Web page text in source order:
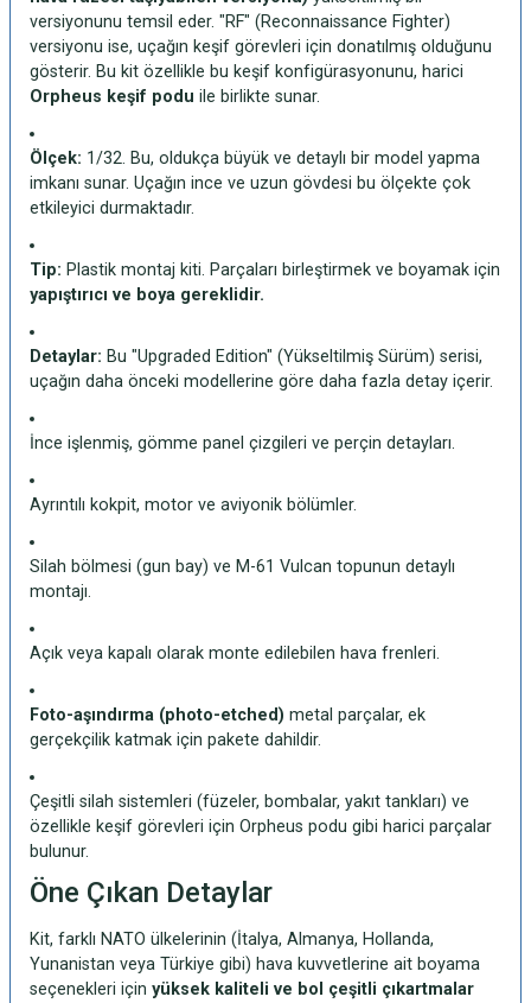
versiyonunu temsil eder. "RF" (Reconnaissance Fighter)
versiyonu ise, uçağın keşif görevleri için donatılmış olduğunu
gösterir. Bu kit özellikle bu keşif konfigürasyonunu, harici
Orpheus keşif podu ile birlikte sunar.
Ölçek: 1/32. Bu, oldukça büyük ve detaylı bir model yapma
imkanı sunar. Uçağın ince ve uzun gövdesi bu ölçekte çok
etkileyici durmaktadır.
Tip: Plastik montaj kiti. Parçaları birleştirmek ve boyamak için
yapıştırıcı ve boya gereklidir.
Detaylar: Bu "Upgraded Edition" (Yükseltilmiş Sürüm) serisi,
uçağın daha önceki modellerine göre daha fazla detay içerir.
İnce işlenmiş, gömme panel çizgileri ve perçin detayları.
Ayrıntılı kokpit, motor ve aviyonik bölümler.
Silah bölmesi (gun bay) ve M-61 Vulcan topunun detaylı
montajı.
Açık veya kapalı olarak monte edilebilen hava frenleri.
Foto-aşındırma (photo-etched) metal parçalar, ek
gerçekçilik katmak için pakete dahildir.
Çeşitli silah sistemleri (füzeler, bombalar, yakıt tankları) ve
özellikle keşif görevleri için Orpheus podu gibi harici parçalar
bulunur.
Öne Çıkan Detaylar
Kit, farklı NATO ülkelerinin (İtalya, Almanya, Hollanda,
Yunanistan veya Türkiye gibi) hava kuvvetlerine ait boyama
seçenekleri için yüksek kaliteli ve bol çeşitli çıkartmalar